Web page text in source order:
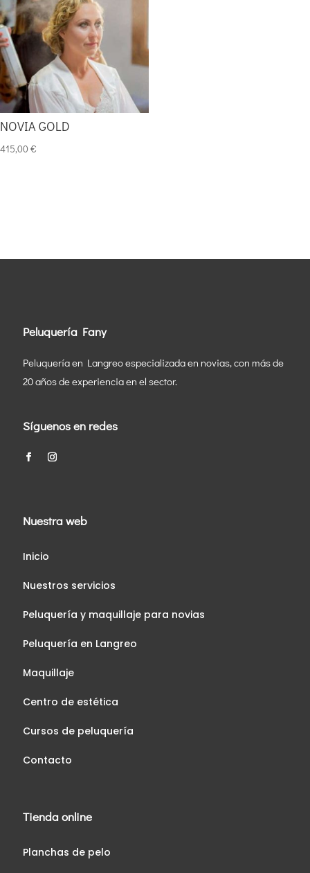
NOVIA GOLD
415,00 €
Peluquería Fany
Peluquería en Langreo especializada en novias, con más de
20 años de experiencia en el sector.
Síguenos en redes
Nuestra web
Inicio
Nuestros servicios
Peluquería y maquillaje para novias
Peluquería en Langreo
Maquillaje
Centro de estética
Cursos de peluquería
Contacto
Tienda online
Planchas de pelo